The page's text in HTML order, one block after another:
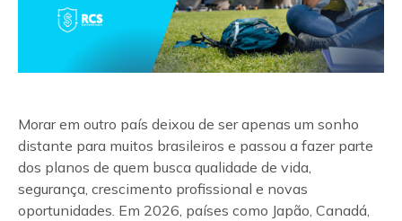
Morar em outro país deixou de ser apenas um sonho
distante para muitos brasileiros e passou a fazer parte
dos planos de quem busca qualidade de vida,
segurança, crescimento profissional e novas
oportunidades. Em 2026, países como Japão, Canadá,